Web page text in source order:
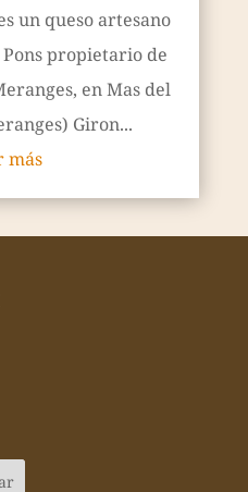
un queso artesano
propietario de
en Mas del
Giron...
más